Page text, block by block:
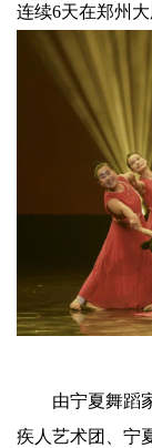
连续6天在郑州大
由宁夏舞蹈家
疾人艺术团、宁